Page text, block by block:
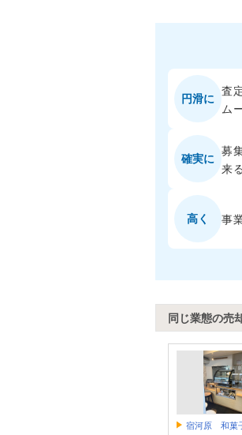
円滑に
査
ム
確実に
募
来る
高く 事
同じ業態の売
宿河原 和菓